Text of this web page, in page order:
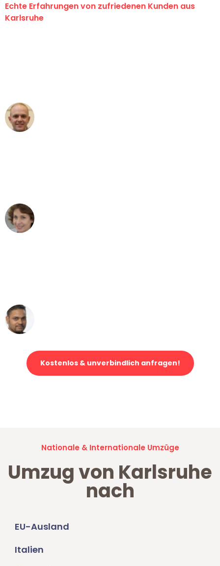
Echte Erfahrungen von zufriedenen Kunden aus
Karlsruhe
Kostenlos & unverbindlich anfragen!
Nationale & Internationale Umzüge
Umzug von Karlsruhe
nach
EU-Ausland
Italien